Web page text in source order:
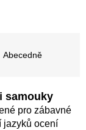
Abecedně
samouky
pro zábavné
jazyků ocení